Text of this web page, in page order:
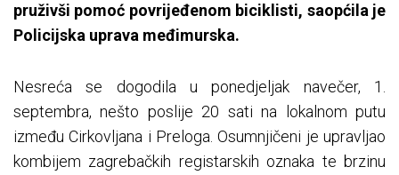
pruživši pomoć povrijeđenom biciklisti, saopćila je
Policijska uprava međimurska.
Nesreća se dogodila u ponedjeljak navečer, 1.
septembra, nešto poslije 20 sati na lokalnom putu
između Cirkovljana i Preloga. Osumnjičeni je upravljao
kombijem zagrebačkih registarskih oznaka te brzinu